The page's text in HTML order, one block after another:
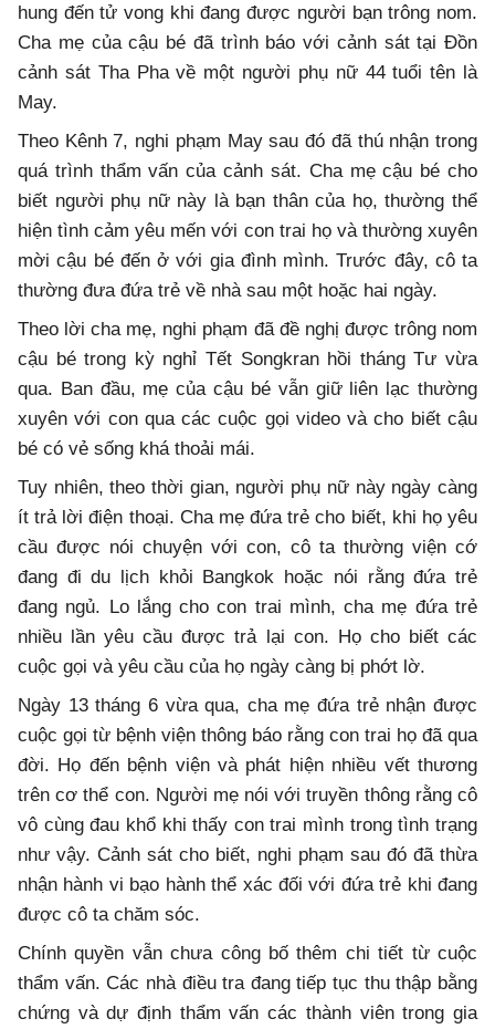
hung đến tử vong khi đang được người bạn trông nom.
Cha mẹ của cậu bé đã trình báo với cảnh sát tại Đồn
cảnh sát Tha Pha về một người phụ nữ 44 tuổi tên là
May.
Theo Kênh 7, nghi phạm May sau đó đã thú nhận trong
quá trình thẩm vấn của cảnh sát. Cha mẹ cậu bé cho
biết người phụ nữ này là bạn thân của họ, thường thể
hiện tình cảm yêu mến với con trai họ và thường xuyên
mời cậu bé đến ở với gia đình mình. Trước đây, cô ta
thường đưa đứa trẻ về nhà sau một hoặc hai ngày.
Theo lời cha mẹ, nghi phạm đã đề nghị được trông nom
cậu bé trong kỳ nghỉ Tết Songkran hồi tháng Tư vừa
qua. Ban đầu, mẹ của cậu bé vẫn giữ liên lạc thường
xuyên với con qua các cuộc gọi video và cho biết cậu
bé có vẻ sống khá thoải mái.
Tuy nhiên, theo thời gian, người phụ nữ này ngày càng
ít trả lời điện thoại. Cha mẹ đứa trẻ cho biết, khi họ yêu
cầu được nói chuyện với con, cô ta thường viện cớ
đang đi du lịch khỏi Bangkok hoặc nói rằng đứa trẻ
đang ngủ. Lo lắng cho con trai mình, cha mẹ đứa trẻ
nhiều lần yêu cầu được trả lại con. Họ cho biết các
cuộc gọi và yêu cầu của họ ngày càng bị phớt lờ.
Ngày 13 tháng 6 vừa qua, cha mẹ đứa trẻ nhận được
cuộc gọi từ bệnh viện thông báo rằng con trai họ đã qua
đời. Họ đến bệnh viện và phát hiện nhiều vết thương
trên cơ thể con. Người mẹ nói với truyền thông rằng cô
vô cùng đau khổ khi thấy con trai mình trong tình trạng
như vậy. Cảnh sát cho biết, nghi phạm sau đó đã thừa
nhận hành vi bạo hành thể xác đối với đứa trẻ khi đang
được cô ta chăm sóc.
Chính quyền vẫn chưa công bố thêm chi tiết từ cuộc
thẩm vấn. Các nhà điều tra đang tiếp tục thu thập bằng
chứng và dự định thẩm vấn các thành viên trong gia